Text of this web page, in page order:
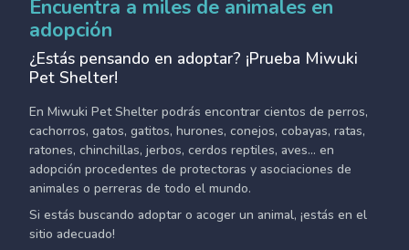
Encuentra a miles de animales en
adopción
¿Estás pensando en adoptar? ¡Prueba Miwuki
Pet Shelter!
En Miwuki Pet Shelter podrás encontrar cientos de perros,
cachorros, gatos, gatitos, hurones, conejos, cobayas, ratas,
ratones, chinchillas, jerbos, cerdos reptiles, aves... en
adopción procedentes de protectoras y asociaciones de
animales o perreras de todo el mundo.
Si estás buscando adoptar o acoger un animal, ¡estás en el
sitio adecuado!